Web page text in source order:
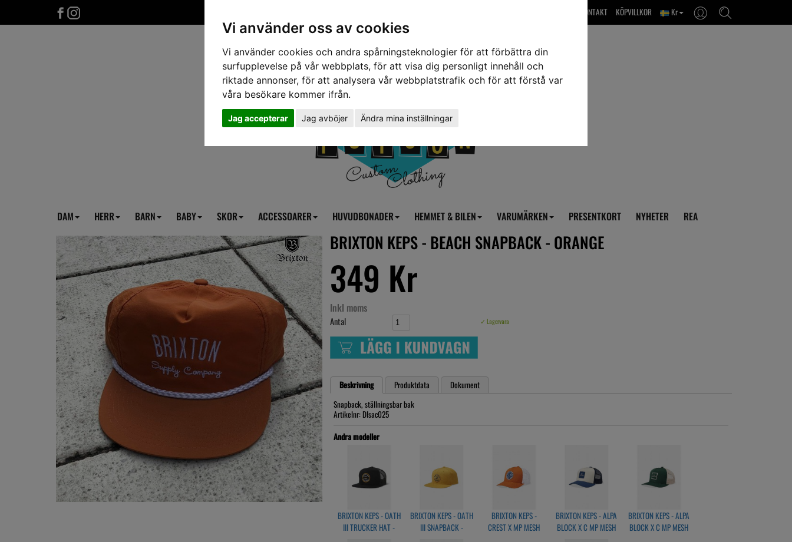
Vi använder oss av cookies
Vi använder cookies och andra spårningsteknologier för att förbättra din
surfupplevelse på vår webbplats, för att visa dig personligt innehåll och
riktade annonser, för att analysera vår webbplatstrafik och för att förstå var
våra besökare kommer ifrån.
Jag accepterar Jag avböjer Ändra mina inställningar
Kr
KÖPVILLKOR
OM OSS & KONTAKT
DAM HERR BARN BABY SKOR ACCESSOARER HUVUDBONADER HEMMET & BILEN VARUMÄRKEN PRESENTKORT NYHETER REA
BRIXTON KEPS - BEACH SNAPBACK - ORANGE
349 Kr
Inkl moms
Antal ✓ Lagervara
Beskrivning Produktdata
Dokument
Snapback, ställningsbar bak
Artikelnr: DIsac025
Andra modeller
BRIXTON KEPS - OATH
III TRUCKER HAT -
BRIXTON KEPS - OATH
III SNAPBACK -
BRIXTON KEPS -
CREST X MP MESH
BRIXTON KEPS - ALPA
BLOCK X C MP MESH
BRIXTON KEPS - ALPA
BLOCK X C MP MESH